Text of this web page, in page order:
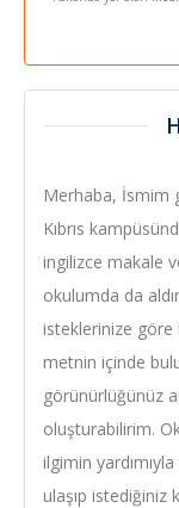
Merhaba, İsmim
Kıbrıs
ingilizce makale
okulumda da
isteklerinize
metnin içinde
görünürlüğünüz
oluşturabilirim.
ilgimin
ulaşıp istediğiniz